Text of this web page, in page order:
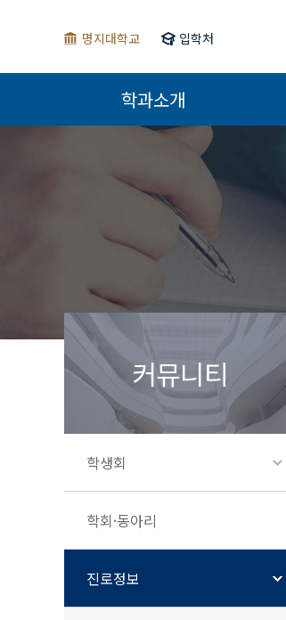
명지대학교 입학처
학과소개
커뮤니티
학생회
학회·동아리
진로정보